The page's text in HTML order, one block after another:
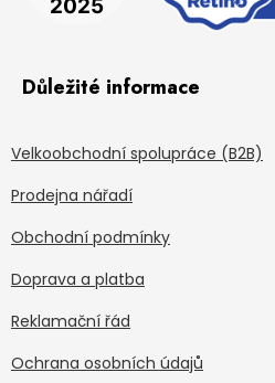
Důležité informace
Velkoobchodní spolupráce (B2B)
Prodejna nářadí
Obchodní podmínky
Doprava a platba
Reklamační řád
Ochrana osobních údajů